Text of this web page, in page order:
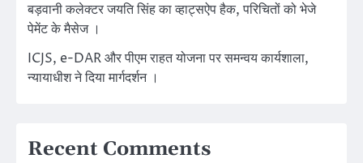
बड़वानी कलेक्टर जयति सिंह का व्हाट्सऐप हैक, परिचितों को भेजे
पेमेंट के मैसेज ।
ICJS, e-DAR और पीएम राहत योजना पर समन्वय कार्यशाला,
न्यायाधीश ने दिया मार्गदर्शन ।
Recent Comments